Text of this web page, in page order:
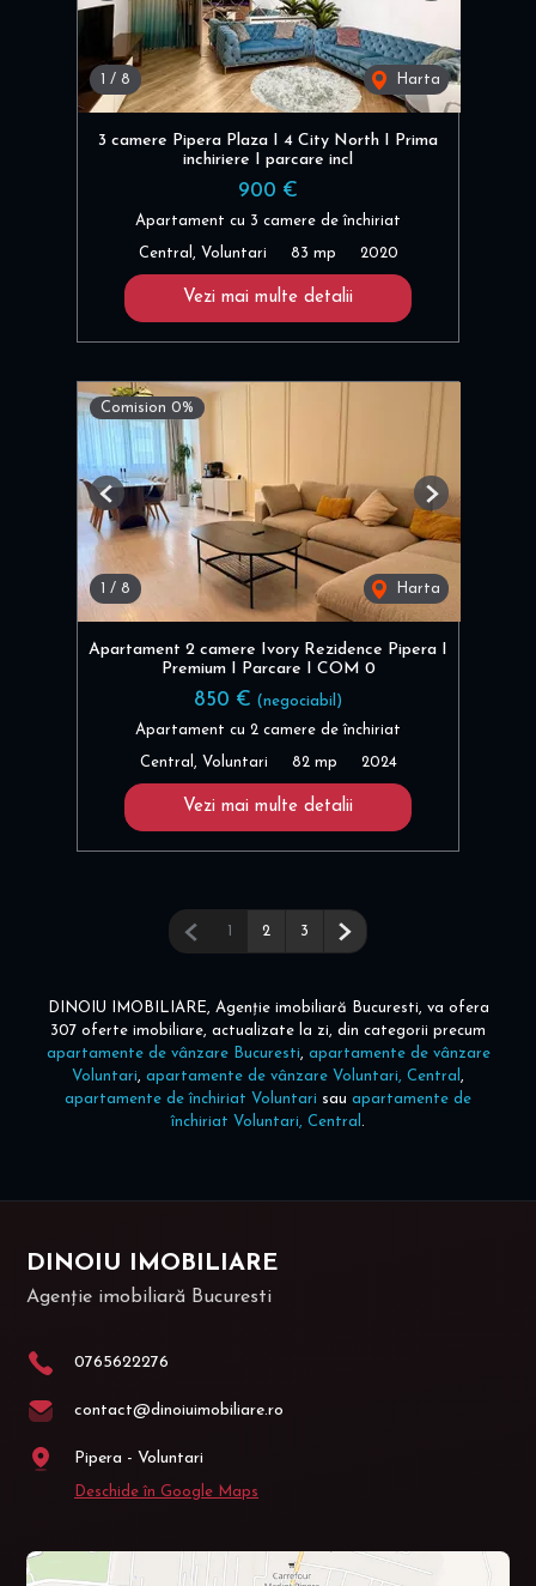
/ 8 Harta
3 camere Pipera Plaza I 4 City North I Prima
inchiriere I parcare incl
900 €
Apartament cu 3 camere de închiriat
Central, Voluntari 83 mp 2020
Vezi mai multe detalii
Comision 0%
1 / 8 Harta
Previous Next
Apartament 2 camere Ivory Rezidence Pipera I
Premium I Parcare I COM 0
850 € (negociabil)
Apartament cu 2 camere de închiriat
Central, Voluntari 82 mp 2024
Vezi mai multe detalii
Pagina anterioară
1 2 3 Pagina următoare
DINOIU IMOBILIARE, Agenție imobiliară Bucuresti, va ofera
307 oferte imobiliare, actualizate la zi, din categorii precum
apartamente de vânzare Bucuresti, apartamente de vânzare
Voluntari, apartamente de vânzare Voluntari, Central ,
apartamente de închiriat Voluntari sau apartamente de
închiriat Voluntari, Central .
DINOIU IMOBILIARE
Agenție imobiliară Bucuresti
0765622276
contact@dinoiuimobiliare.ro
Pipera - Voluntari
Deschide în Google Maps